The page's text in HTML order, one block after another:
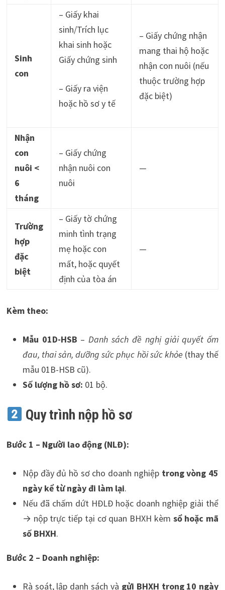
Sinh
con
– Giấy khai
sinh/Trích lục
khai sinh hoặc
Giấy chứng sinh
– Giấy ra viện
hoặc hồ sơ y tế
– Giấy chứng nhận
mang thai hộ hoặc
nhận con nuôi (nếu
thuộc trường hợp
đặc biệt)
Nhận
con
nuôi <
6
tháng
– Giấy chứng
nhận nuôi con
nuôi
—
Trường
hợp
đặc
biệt
– Giấy tờ chứng
minh tình trạng
mẹ hoặc con
mất, hoặc quyết
định của tòa án
—
Kèm theo:
Mẫu 01D-HSB –Danh sách đề nghị giải quyết ốm
đau, thai sản, dưỡng sức phục hồi sức khỏe (thay thế
mẫu 01B-HSB cũ).
Số lượng hồ sơ: 01 bộ.
Quy trình nộp hồ sơ
Bước 1 – Người lao động (NLĐ):
Nộp đầy đủ hồ sơ cho doanh nghiệp trong vòng 45
ngày kể từ ngày đi làm lại.
Nếu đã chấm dứt HĐLĐ hoặc doanh nghiệp giải thể
→ nộp trực tiếp tại cơ quan BHXH kèm sổ hoặc mã
số BHXH.
Bước 2 – Doanh nghiệp:
Rà soát, lập danh sách và gửi BHXH trong 10 ngày